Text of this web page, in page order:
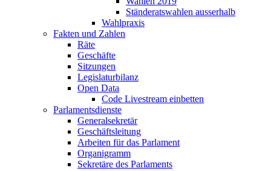
Ständeratswahlen ausserhalb
Wahlpraxis
Fakten und Zahlen
Räte
Geschäfte
Sitzungen
Legislaturbilanz
Open Data
Code Livestream einbetten
Parlamentsdienste
Generalsekretär
Geschäftsleitung
Arbeiten für das Parlament
Organigramm
Sekretäre des Parlaments